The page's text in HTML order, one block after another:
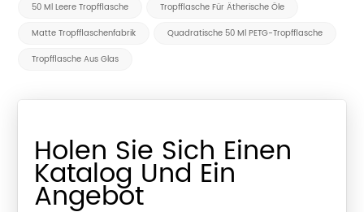
50 Ml Leere Tropfflasche
Tropfflasche Für Ätherische Öle
Matte Tropfflaschenfabrik
Quadratische 50 Ml PETG-Tropfflasche
Tropfflasche Aus Glas
Holen Sie Sich Einen
Katalog Und Ein
Angebot